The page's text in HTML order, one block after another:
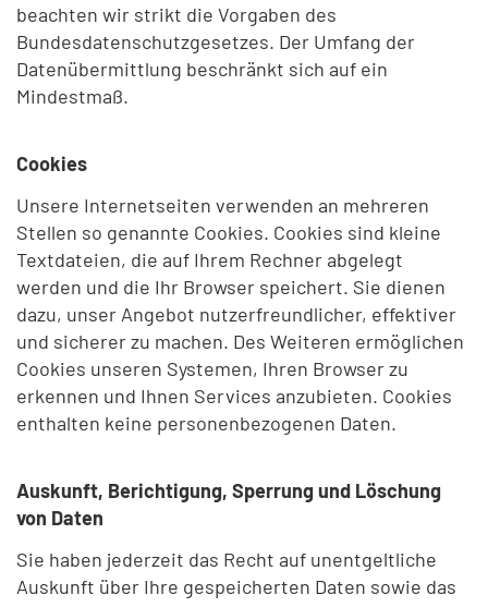
beachten wir strikt die Vorgaben des
Bundesdatenschutzgesetzes. Der Umfang der
Datenübermittlung beschränkt sich auf ein
Mindestmaß.
Cookies
Unsere Internetseiten verwenden an mehreren
Stellen so genannte Cookies. Cookies sind kleine
Textdateien, die auf Ihrem Rechner abgelegt
werden und die Ihr Browser speichert. Sie dienen
dazu, unser Angebot nutzerfreundlicher, effektiver
und sicherer zu machen. Des Weiteren ermöglichen
Cookies unseren Systemen, Ihren Browser zu
erkennen und Ihnen Services anzubieten. Cookies
enthalten keine personenbezogenen Daten.
Auskunft, Berichtigung, Sperrung und Löschung
von Daten
Sie haben jederzeit das Recht auf unentgeltliche
Auskunft über Ihre gespeicherten Daten sowie das